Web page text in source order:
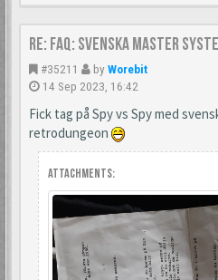
Re: FAQ: Svenska Master
#35211 by Worebit
14 Sep 2023, 16:42
Fick tag på Spy vs Spy med
retrodungeon
Attachments: